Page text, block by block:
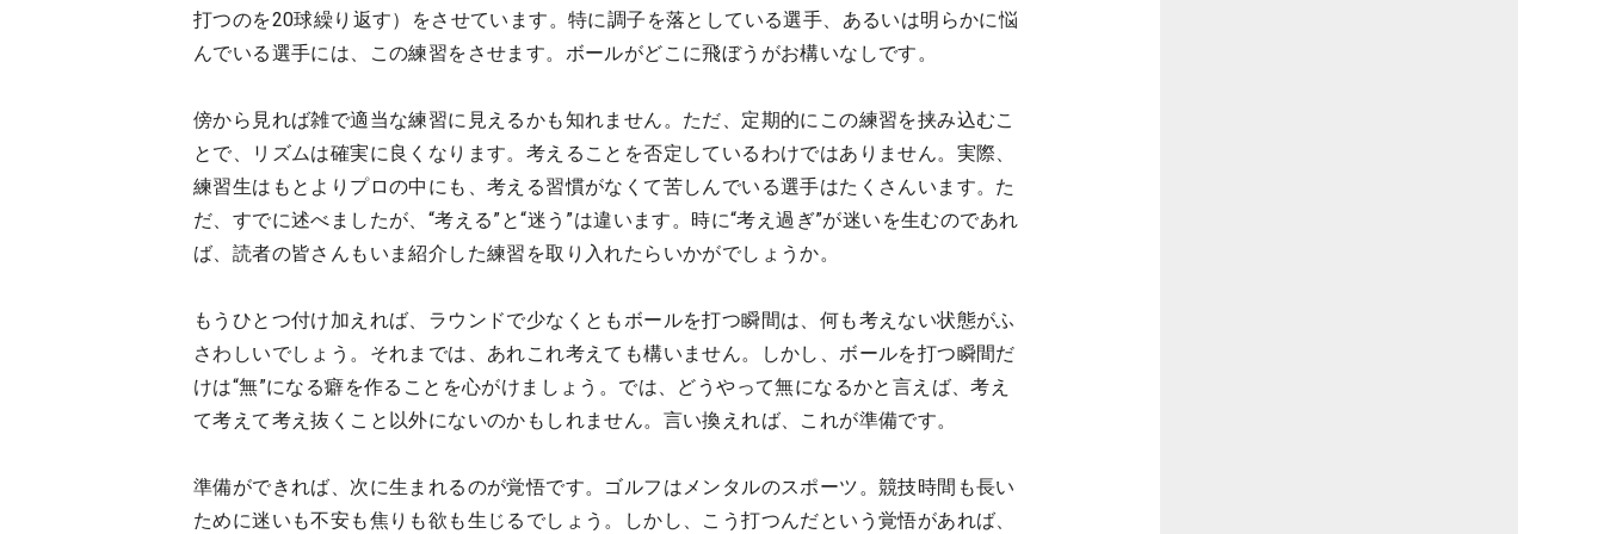
打つのを20球繰り返す）をさせています。特に調子を落としている選手、あるいは明らかに悩
んでいる選手には、この練習をさせます。ボールがどこに飛ぼうがお構いなしです。
傍から見れば雑で適当な練習に見えるかも知れません。ただ、定期的にこの練習を挟み込むこ
とで、リズムは確実に良くなります。考えることを否定しているわけではありません。実際、
練習生はもとよりプロの中にも、考える習慣がなくて苦しんでいる選手はたくさんいます。た
だ、すでに述べましたが、“考える”と“迷う”は違います。時に“考え過ぎ”が迷いを生むのであれ
ば、読者の皆さんもいま紹介した練習を取り入れたらいかがでしょうか。
もうひとつ付け加えれば、ラウンドで少なくともボールを打つ瞬間は、何も考えない状態がふ
さわしいでしょう。それまでは、あれこれ考えても構いません。しかし、ボールを打つ瞬間だ
けは“無”になる癖を作ることを心がけましょう。では、どうやって無になるかと言えば、考え
て考えて考え抜くこと以外にないのかもしれません。言い換えれば、これが準備です。
準備ができれば、次に生まれるのが覚悟です。ゴルフはメンタルのスポーツ。競技時間も長い
ために迷いも不安も焦りも欲も生じるでしょう。しかし、こう打つんだという覚悟があれば、